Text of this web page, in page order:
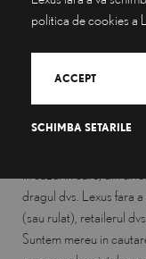
dragul dvs. Lexus fara
(sau rulat), retailerul
Suntem mereu in
politica de cookies a
ACCEPT
SCHIMBA SETARILE